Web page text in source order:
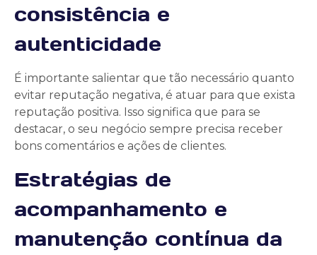
consistência e
autenticidade
É importante salientar que tão necessário quanto
evitar reputação negativa, é atuar para que exista
reputação positiva. Isso significa que para se
destacar, o seu negócio sempre precisa receber
bons comentários e ações de clientes.
Estratégias de
acompanhamento e
manutenção contínua da